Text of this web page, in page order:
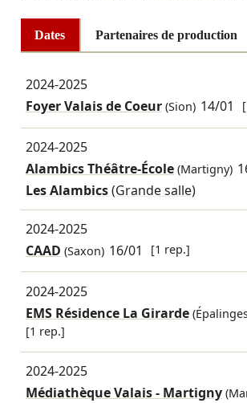
Dates Partenaires de production
2024-2025
Foyer Valais de Coeur(Sion) 14/01
2024-2025
Alambics Théâtre-École(Martigny)
Les Alambics(Grande salle)
2024-2025
CAAD (Saxon) 16/01 [1 rep.]
2024-2025
EMS Résidence La Girarde
[1 rep.]
2024-2025
Médiathèque Valais - Martigny